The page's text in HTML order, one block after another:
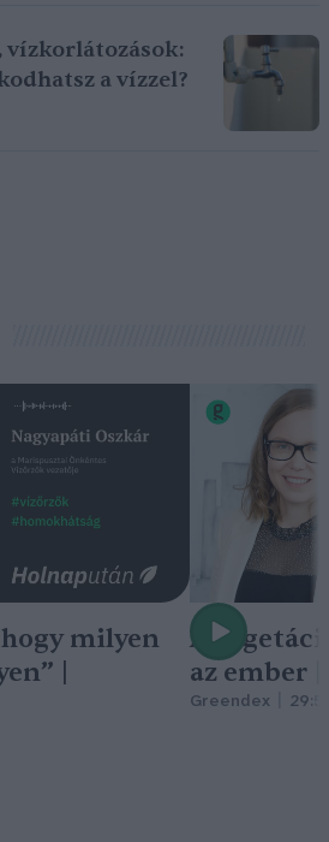
vízkorlátozások:
a vízzel?
milyen
|
A
az ember
Greendex